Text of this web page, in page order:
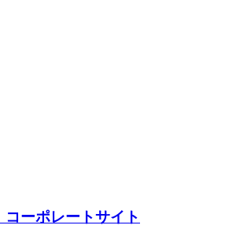
ーポレートサイト